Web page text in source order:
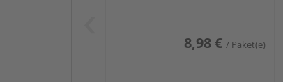
8,98 € / Paket(e)